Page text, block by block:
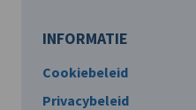
INFORMATIE
Cookiebeleid
Privacybeleid